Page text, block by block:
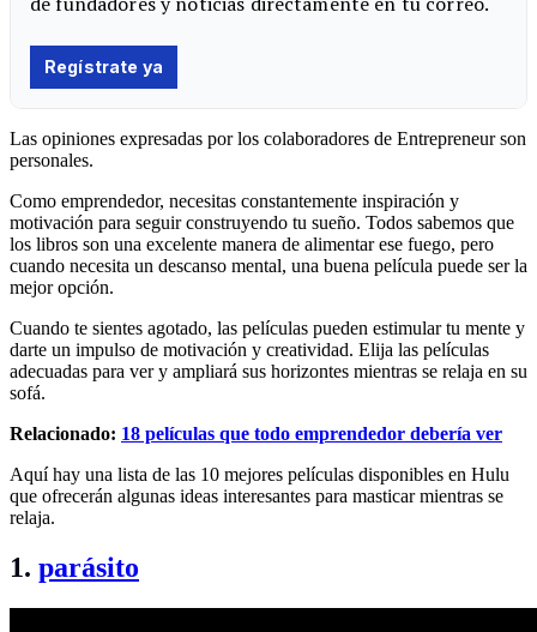
Las opiniones expresadas por los colaboradores de Entrepreneur son
personales.
Como emprendedor, necesitas constantemente inspiración y
motivación para seguir construyendo tu sueño. Todos sabemos que
los libros son una excelente manera de alimentar ese fuego, pero
cuando necesita un descanso mental, una buena película puede ser la
mejor opción.
Cuando te sientes agotado, las películas pueden estimular tu mente y
darte un impulso de motivación y creatividad. Elija las películas
adecuadas para ver y ampliará sus horizontes mientras se relaja en su
sofá.
Relacionado: 18 películas que todo emprendedor debería ver
Aquí hay una lista de las 10 mejores películas disponibles en Hulu
que ofrecerán algunas ideas interesantes para masticar mientras se
relaja.
1. parásito